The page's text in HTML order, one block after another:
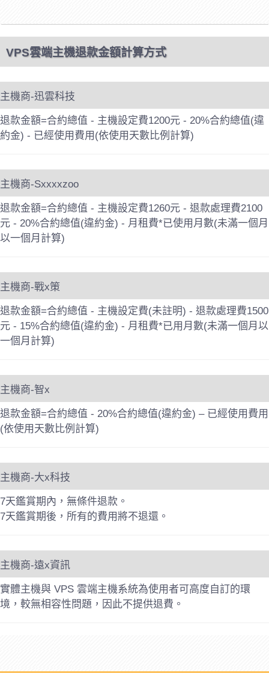
VPS雲端主機退款金額計算方式
主機商-迅雲科技
退款金額=合約總值 - 主機設定費1200元 - 20%合約總值(違
約金) - 已經使用費用(依使用天數比例計算)
主機商-Sxxxxzoo
退款金額=合約總值 - 主機設定費1260元 - 退款處理費2100
元 - 20%合約總值(違約金) - 月租費*已使用月數(未滿一個月
以一個月計算)
主機商-戰x策
退款金額=合約總值 - 主機設定費(未註明) - 退款處理費1500
元 - 15%合約總值(違約金) - 月租費*已用月數(未滿一個月以
一個月計算)
主機商-智x
退款金額=合約總值 - 20%合約總值(違約金) – 已經使用費用
(依使用天數比例計算)
主機商-大x科技
7天鑑賞期內，無條件退款。
7天鑑賞期後，所有的費用將不退還。
主機商-遠x資訊
實體主機與 VPS 雲端主機系統為使用者可高度自訂的環
境，較無相容性問題，因此不提供退費。